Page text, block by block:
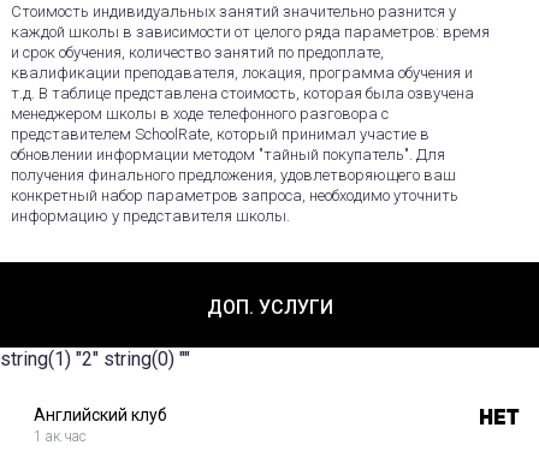
Стоимость индивидуальных занятий значительно разнится у
каждой школы в зависимости от целого ряда параметров: время
и срок обучения, количество занятий по предоплате,
квалификации преподавателя, локация, программа обучения и
т.д. В таблице представлена стоимость, которая была озвучена
менеджером школы в ходе телефонного разговора с
представителем SchoolRate, который принимал участие в
обновлении информации методом "тайный покупатель". Для
получения финального предложения, удовлетворяющего ваш
конкретный набор параметров запроса, необходимо уточнить
информацию у представителя школы.
ДОП. УСЛУГИ
string(1) "2" string(0) ""
Английский клуб
1 ак.час
Нет